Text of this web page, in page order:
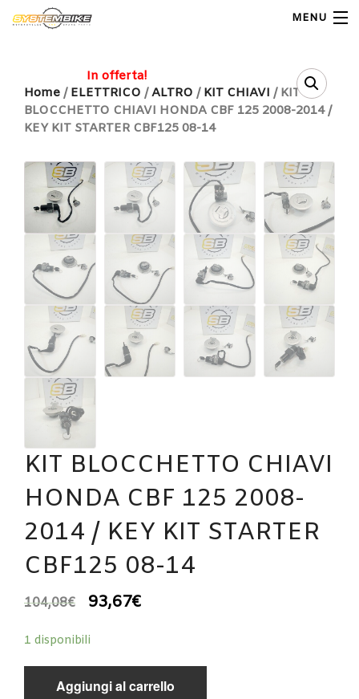
MENU
Home
Shop Ricambi
Note Generali
Carrello
Contatti
Home / ELETTRICO /ALTRO / KIT CHIAVI / KIT
BLOCCHETTO CHIAVI HONDA CBF 125 2008-2014 /
KEY KIT STARTER CBF125 08-14
In offerta!
KIT BLOCCHETTO CHIAVI
HONDA CBF 125 2008-
2014 / KEY KIT STARTER
CBF125 08-14
104,08€ 93,67€
1 disponibili
Aggiungi al carrello